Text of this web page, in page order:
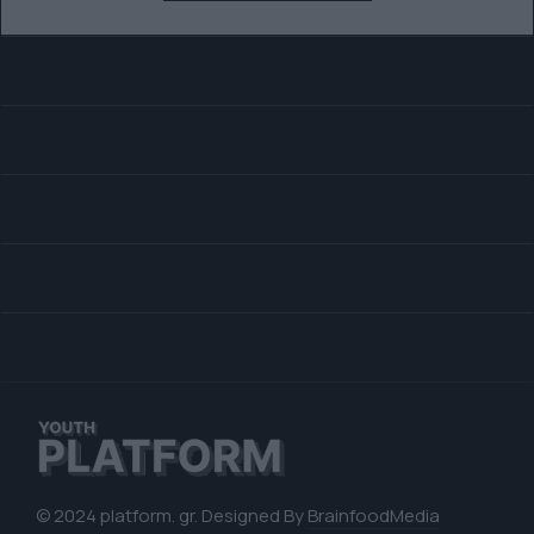
© 2024 platform. gr. Designed ByBrainfoodMedia